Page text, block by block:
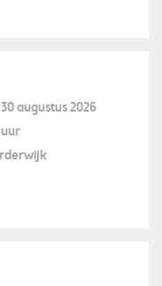
augustus 2026
uur